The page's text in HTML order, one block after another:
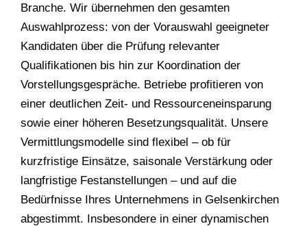
Branche. Wir übernehmen den gesamten
Auswahlprozess: von der Vorauswahl geeigneter
Kandidaten über die Prüfung relevanter
Qualifikationen bis hin zur Koordination der
Vorstellungsgespräche. Betriebe profitieren von
einer deutlichen Zeit- und Ressourceneinsparung
sowie einer höheren Besetzungsqualität. Unsere
Vermittlungsmodelle sind flexibel – ob für
kurzfristige Einsätze, saisonale Verstärkung oder
langfristige Festanstellungen – und auf die
Bedürfnisse Ihres Unternehmens in Gelsenkirchen
abgestimmt. Insbesondere in einer dynamischen